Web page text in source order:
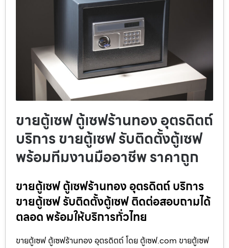
ขายตู้เซฟ ตู้เซฟร้านทอง อุตรดิตถ์
บริการ ขายตู้เซฟ รับติดตั้งตู้เซฟ
พร้อมทีมงานมืออาชีพ ราคาถูก
ขายตู้เซฟ ตู้เซฟร้านทอง อุตรดิตถ์ บริการ
ขายตู้เซฟ รับติดตั้งตู้เซฟ ติดต่อสอบถามได้
ตลอด พร้อมให้บริการทั่วไทย
ขายตู้เซฟ ตู้เซฟร้านทอง อุตรดิตถ์ โดย ตู้เซฟ.com ขายตู้เซฟ